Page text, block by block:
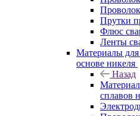
Прутки
Флюс
Ленты
Материалы для
основе никеля
Назад
сплавов